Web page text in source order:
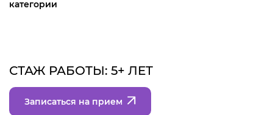
категории
СТАЖ РАБОТЫ: 5+ ЛЕТ
Записаться на прием